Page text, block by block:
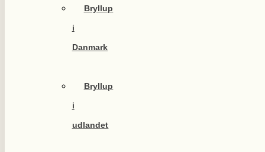
Bryllup
i
Danmark
Bryllup
i
udlandet